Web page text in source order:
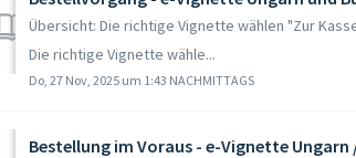
Übersicht: Die richtige Vignette wählen "Zur
Die richtige Vignette wähle...
Do, 27 Nov, 2025 um 1:43 NACHMITTAGS
Bestellung im Voraus - e-Vignette Ungarn